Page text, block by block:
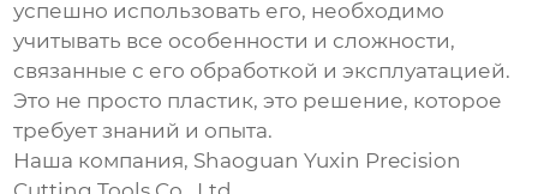
успешно использовать его, необходимо
учитывать все особенности и сложности,
связанные с его обработкой и эксплуатацией.
Это не просто пластик, это решение, которое
требует знаний и опыта.
Наша компания, Shaoguan Yuxin Precision